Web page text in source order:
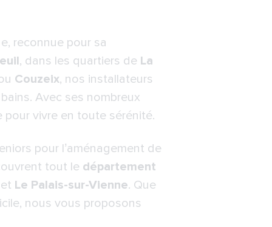
à Limoges ?
une douche senior à
reconnue pour sa
, dans les quartiers de La
Couzeix, nos installateurs
Avec ses nombreux
vivre en toute sérénité.
pour l’aménagement de
tout le département
Le Palais-sur-Vienne. Que
nous vous proposons